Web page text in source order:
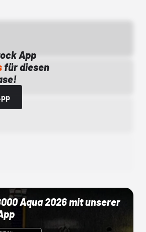
App
für diesen
Aqua 2026 mit unserer